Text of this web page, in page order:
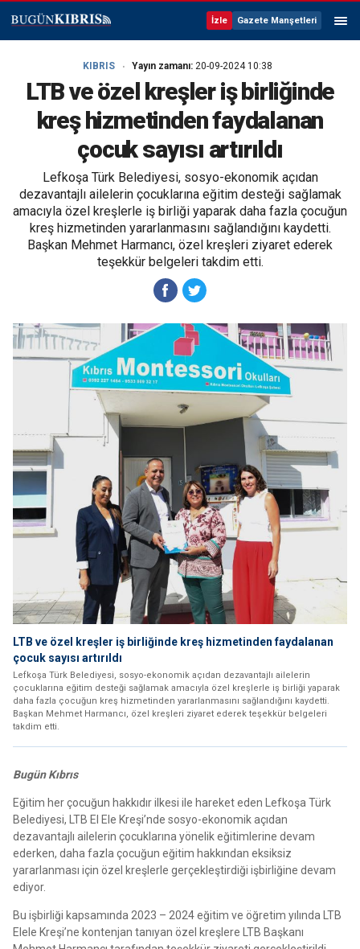
İzle Gazete Manşetleri
KIBRIS Yayın zamanı: 20-09-2024 10:38
LTB ve özel kreşler iş birliğinde
kreş hizmetinden faydalanan
çocuk sayısı artırıldı
Lefkoşa Türk Belediyesi, sosyo-ekonomik açıdan
dezavantajlı ailelerin çocuklarına eğitim desteği sağlamak
amacıyla özel kreşlerle iş birliği yaparak daha fazla çocuğun
kreş hizmetinden yararlanmasını sağlandığını kaydetti.
Başkan Mehmet Harmancı, özel kreşleri ziyaret ederek
teşekkür belgeleri takdim etti.
LTB ve özel kreşler iş birliğinde kreş hizmetinden faydalanan
çocuk sayısı artırıldı
Lefkoşa Türk Belediyesi, sosyo-ekonomik açıdan dezavantajlı ailelerin
çocuklarına eğitim desteği sağlamak amacıyla özel kreşlerle iş birliği yaparak
daha fazla çocuğun kreş hizmetinden yararlanmasını sağlandığını kaydetti.
Başkan Mehmet Harmancı, özel kreşleri ziyaret ederek teşekkür belgeleri
takdim etti.
Bugün Kıbrıs
Eğitim her çocuğun hakkıdır ilkesi ile hareket eden Lefkoşa Türk
Belediyesi, LTB El Ele Kreşi’nde sosyo-ekonomik açıdan
dezavantajlı ailelerin çocuklarına yönelik eğitimlerine devam
ederken, daha fazla çocuğun eğitim hakkından eksiksiz
yararlanması için özel kreşlerle gerçekleştirdiği işbirliğine devam
ediyor.
Bu işbirliği kapsamında 2023 – 2024 eğitim ve öğretim yılında LTB
Elele Kreşi’ne kontenjan tanıyan özel kreşlere LTB Başkanı